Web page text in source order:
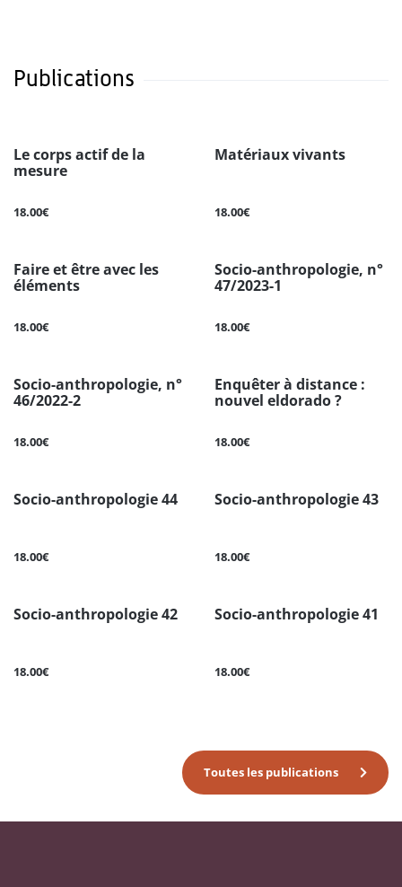
Publications
Le corps actif de la
mesure
18.00€
Matériaux vivants
18.00€
Faire et être avec les
éléments
18.00€
Socio-anthropologie, n°
47/2023-1
18.00€
Socio-anthropologie, n°
46/2022-2
18.00€
Enquêter à distance :
nouvel eldorado ?
18.00€
Socio-anthropologie 44
18.00€
Socio-anthropologie 43
18.00€
Socio-anthropologie 42
18.00€
Socio-anthropologie 41
18.00€
Toutes les publications